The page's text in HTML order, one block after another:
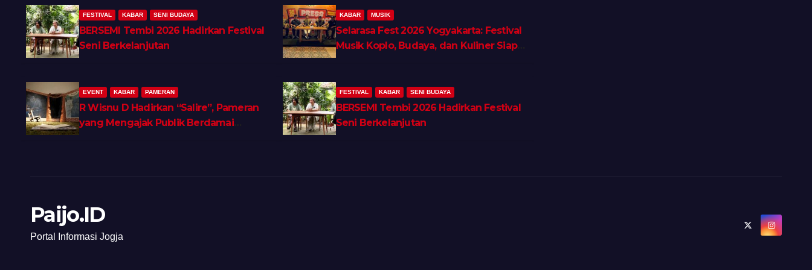
FESTIVAL KABAR SENI BUDAYA
BERSEMI Tembi 2026 Hadirkan Festival
Seni Berkelanjutan
EVENT KABAR PAMERAN
R Wisnu D Hadirkan “Salire”, Pameran
yang Mengajak Publik Berdamai
KABAR MUSIK
Selarasa Fest 2026 Yogyakarta: Festival
Musik Koplo, Budaya, dan Kuliner Siap
Guncang Rocket Arena
FESTIVAL KABAR SENI BUDAYA
BERSEMI Tembi 2026 Hadirkan Festival
Seni Berkelanjutan
Paijo.ID
Portal Informasi Jogja